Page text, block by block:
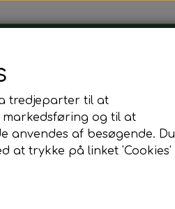
tredjeparter til at
og til at
anvendes af besøgende. Du
at trykke på linket 'Cookies'